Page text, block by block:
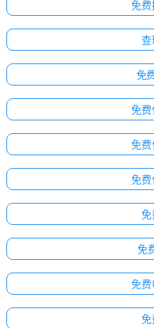
免费
查
免
免费
免费
免费
免
免
免费
免